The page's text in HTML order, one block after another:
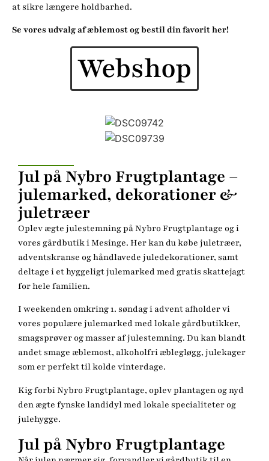
at sikre længere holdbarhed.
Se vores udvalg af æblemost og bestil din favorit her!
Webshop
Jul på Nybro Frugtplantage –
julemarked, dekorationer &
juletræer
Oplev ægte julestemning på Nybro Frugtplantage og i
vores gårdbutik i Mesinge. Her kan du købe juletræer,
adventskranse og håndlavede juledekorationer, samt
deltage i et hyggeligt julemarked med gratis skattejagt
for hele familien.
I weekenden omkring 1. søndag i advent afholder vi
vores populære julemarked med lokale gårdbutikker,
smagsprøver og masser af julestemning. Du kan blandt
andet smage æblemost, alkoholfri æblegløgg, julekager
som er perfekt til kolde vinterdage.
Kig forbi Nybro Frugtplantage, oplev plantagen og nyd
den ægte fynske landidyl med lokale specialiteter og
julehygge.
Jul på Nybro Frugtplantage